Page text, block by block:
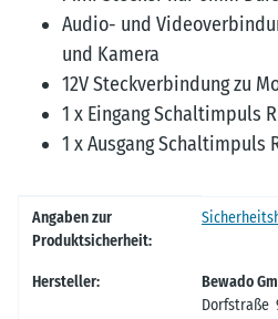
Audio- und
und Kamera
12V Steckverbindung zu
1 x Eingang Schaltimpuls
1 x Ausgang Schaltimpuls
Produkteigenschaft
Wert
Angaben zur
Produktsicherheit:
Hersteller:
Bewado
Dorfstraße